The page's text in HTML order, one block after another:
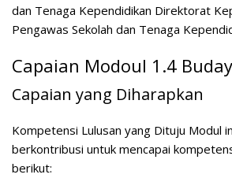
dan Tenaga Kependidikan Direktorat
Pengawas Sekolah dan Tenaga
Capaian Modoul 1.4
Capaian yang Diharapkan
Kompetensi Lulusan yang Dituju Modul
berkontribusi untuk mencapai
berikut: